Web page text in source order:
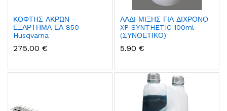
ΚΟΦΤΗΣ ΑΚΡΩΝ -
ΕΞΑΡΤΗΜΑ ΕΑ 850
Husqvarna
275.00 €
ΛΑΔΙ ΜΙΞΗΣ ΓΙΑ ΔΙΧΡΟΝΟ
XP SYNTHETIC 100ml
(ΣΥΝΘΕΤΙΚΟ)
5.90 €